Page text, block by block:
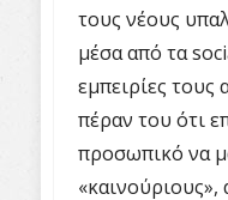
τους νέους
μέσα από τα
εμπειρίες τους
πέραν του ότι
προσωπικό να